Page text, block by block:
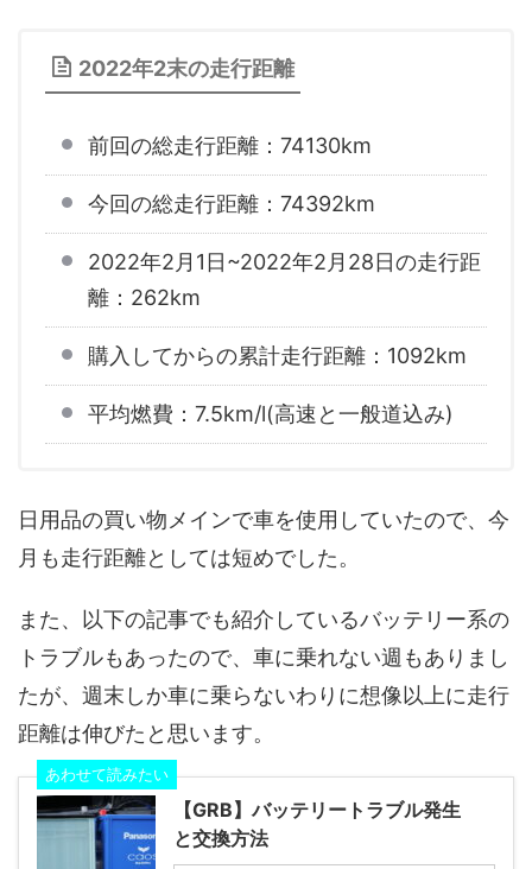
2022年2末の走行距離
前回の総走行距離：74130km
今回の総走行距離：74392km
2022年2月1日~2022年2月28日の走行距
離：262km
購入してからの累計走行距離：1092km
平均燃費：7.5km/l(高速と一般道込み)
日用品の買い物メインで車を使用していたので、今
月も走行距離としては短めでした。
また、以下の記事でも紹介しているバッテリー系の
トラブルもあったので、車に乗れない週もありまし
たが、週末しか車に乗らないわりに想像以上に走行
距離は伸びたと思います。
あわせて読みたい
【GRB】バッテリートラブル発生
と交換方法